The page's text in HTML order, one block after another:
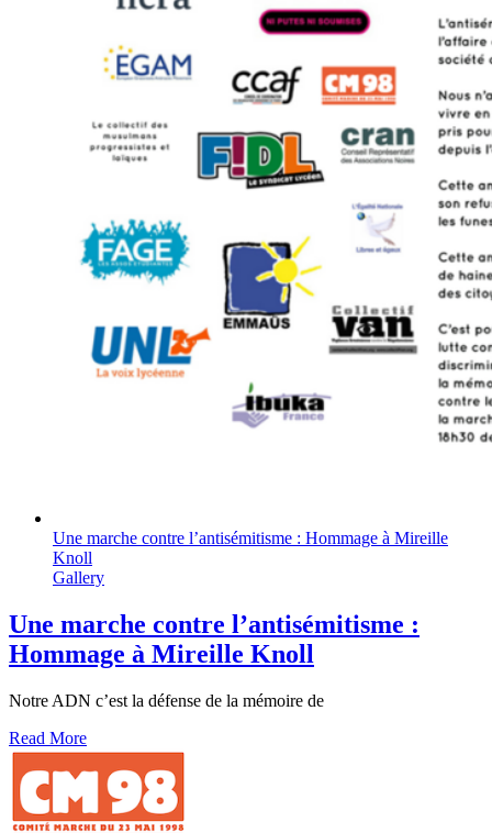
Une marche contre l’antisémitisme : Hommage à Mireille
Knoll
Gallery
Une marche contre l’antisémitisme :
Hommage à Mireille Knoll
Notre ADN c’est la défense de la mémoire de
Read More